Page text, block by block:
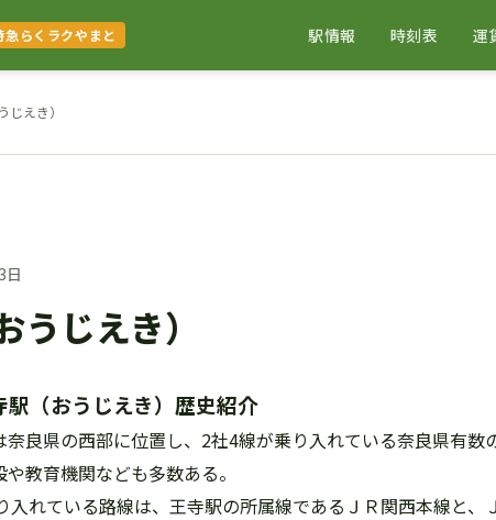
急らくラクやまと 駅情報 時刻表 運
じえき）
日
うじえき）
（おうじえき）歴史紹介
良県の西部に位置し、2社4線が乗り入れている奈良県有数
教育機関なども多数ある。
れている路線は、王寺駅の所属線であるＪＲ関西本線と、